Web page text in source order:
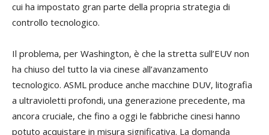
cui ha impostato gran parte della propria strategia di
controllo tecnologico.
Il problema, per Washington, è che la stretta sull’EUV non
ha chiuso del tutto la via cinese all’avanzamento
tecnologico. ASML produce anche macchine DUV, litografia
a ultravioletti profondi, una generazione precedente, ma
ancora cruciale, che fino a oggi le fabbriche cinesi hanno
potuto acquistare in misura significativa. La domanda